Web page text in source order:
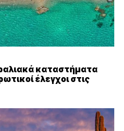
καταστήματα
έλεγχοι στις